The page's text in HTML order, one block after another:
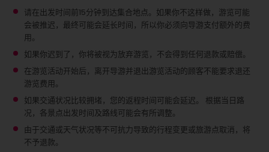
请在出发时间前15分钟到达集合地点。如果你不这样做，游览可能
会被推迟，最终可能会延长时间，所以你必须向导游支付额外的费
用。
如果你迟到了，你将被视为放弃游览，不会得到任何退款或赔偿。
在游览活动开始后，离开导游并退出游览活动的顾客不能要求退还
游览费用。
如果交通状况比较拥堵，您的返程时间可能会延迟。 根据当日路
况，各景点出发时间及路线可能会有所调整。
由于交通或天气状况等不可抗力导致的行程变更或旅游点取消，将
不予退款。